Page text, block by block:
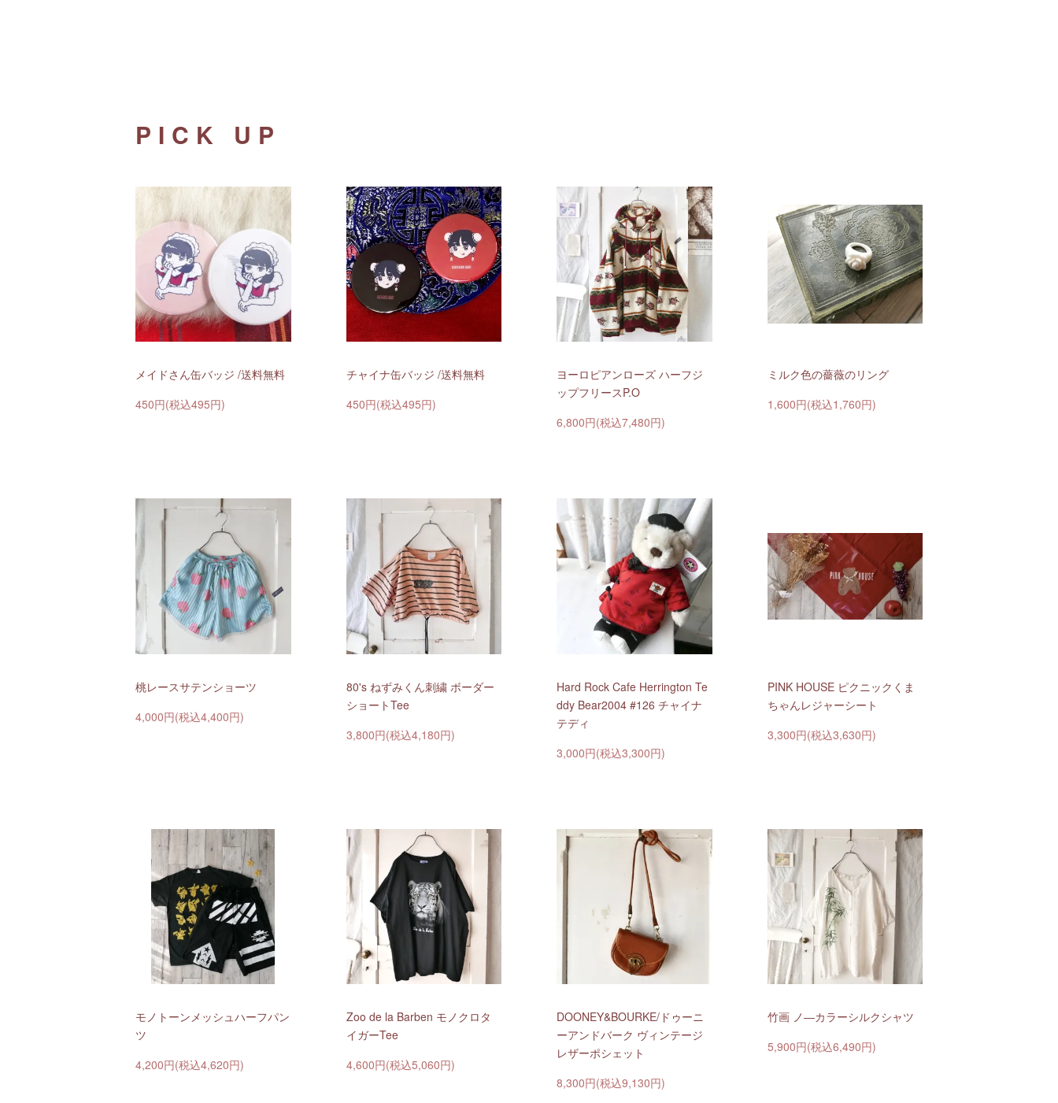
PICK UP
メイドさん缶バッジ /送料無料
450円(税込495円)
チャイナ缶バッジ /送料無料
450円(税込495円)
ヨーロピアンローズ ハーフジ
ップフリースP.O
6,800円(税込7,480円)
ミルク色の薔薇のリング
1,600円(税込1,760円)
桃レースサテンショーツ
4,000円(税込4,400円)
80's ねずみくん刺繍 ボーダー
ショートTee
3,800円(税込4,180円)
Hard Rock Cafe Herrington Te
ddy Bear2004 #126 チャイナ
テディ
3,000円(税込3,300円)
PINK HOUSE ピクニックくま
ちゃんレジャーシート
3,300円(税込3,630円)
モノトーンメッシュハーフパン
ツ
4,200円(税込4,620円)
Zoo de la Barben モノクロタ
イガーTee
4,600円(税込5,060円)
DOONEY&BOURKE/ドゥーニ
ーアンドバーク ヴィンテージ
レザーポシェット
8,300円(税込9,130円)
竹画 ノ―カラーシルクシャツ
5,900円(税込6,490円)